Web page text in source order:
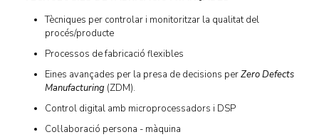
Tècniques per controlar i monitoritzar la qualitat del
procés/producte
Processos de fabricació flexibles
Eines avançades per la presa de decisions perZeroDefects
Manufacturing (ZDM).
Control digital amb microprocessadors i DSP
Col·laboració persona - màquina